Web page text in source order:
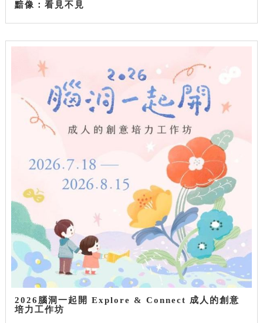
黯像：看見不見
2026腦洞一起開 Explore & Connect 成人的創意
培力工作坊